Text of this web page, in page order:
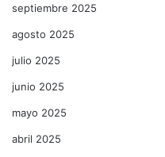
septiembre 2025
agosto 2025
julio 2025
junio 2025
mayo 2025
abril 2025